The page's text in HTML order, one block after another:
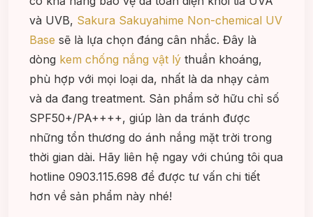
và UVB, Sakura Sakuyahime Non-chemical UV
Base sẽ là lựa chọn đáng cân nhắc. Đây là
dòng kem chống nắng vật lý thuần khoáng,
phù hợp với mọi loại da, nhất là da nhạy cảm
và da đang treatment. Sản phẩm sở hữu chỉ số
SPF50+/PA++++, giúp làn da tránh được
những tổn thương do ánh nắng mặt trời trong
thời gian dài. Hãy liên hệ ngay với chúng tôi qua
hotline 0903.115.698 để được tư vấn chi tiết
hơn về sản phẩm này nhé!